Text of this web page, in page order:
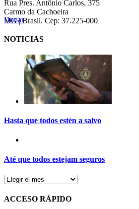
Rua Pres. Antônio Carlos, 375
Carmo da Cachoeira
MG | Brasil. Cep: 37.225-000
Donar
NOTICIAS
Hasta que todos estén a salvo
Até que todos estejam seguros
ACCESO RÁPIDO